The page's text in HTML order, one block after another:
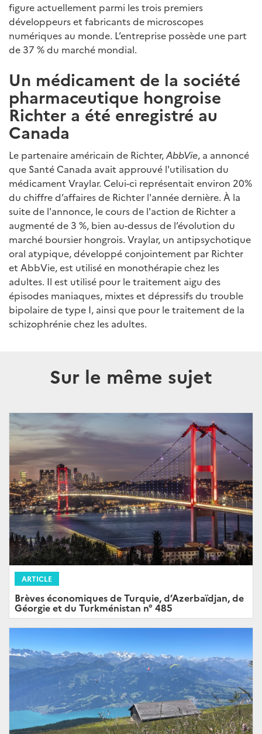
figure actuellement parmi les trois premiers
développeurs et fabricants de microscopes
numériques au monde. L’entreprise possède une part
de 37 % du marché mondial.
Un médicament de la société
pharmaceutique hongroise
Richter a été enregistré au
Canada
Le partenaire américain de Richter,AbbVie, a annoncé
que Santé Canada avait approuvé l'utilisation du
médicament Vraylar. Celui-ci représentait environ 20%
du chiffre d’affaires de Richter l'année dernière. À la
suite de l'annonce, le cours de l'action de Richter a
augmenté de 3 %, bien au-dessus de l’évolution du
marché boursier hongrois. Vraylar, un antipsychotique
oral atypique, développé conjointement par Richter
et AbbVie, est utilisé en monothérapie chez les
adultes. Il est utilisé pour le traitement aigu des
épisodes maniaques, mixtes et dépressifs du trouble
bipolaire de type I, ainsi que pour le traitement de la
schizophrénie chez les adultes.
Sur le même sujet
ARTICLE
Brèves économiques de Turquie, d’Azerbaïdjan, de
Géorgie et du Turkménistan n° 485